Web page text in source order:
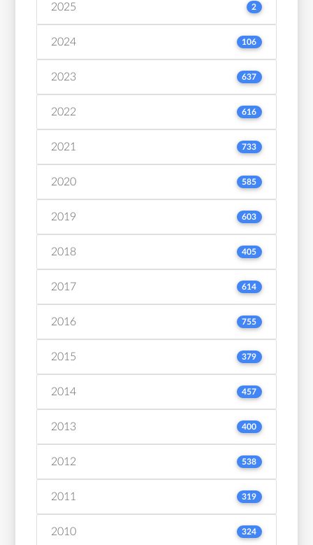
2025 2
2024 106
2023 637
2022 616
2021 733
2020 585
2019 603
2018 405
2017 614
2016 755
2015 379
2014 457
2013 400
2012 538
2011 319
2010 324